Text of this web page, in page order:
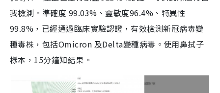
我檢測。準確度 99.03%、靈敏度96.4%、特異性
99.8%，已經通過臨床實驗認證，有效檢測新冠病毒變
種毒株，包括Omicron 及Delta變種病毒。使用鼻拭子
樣本，15分鐘知結果。